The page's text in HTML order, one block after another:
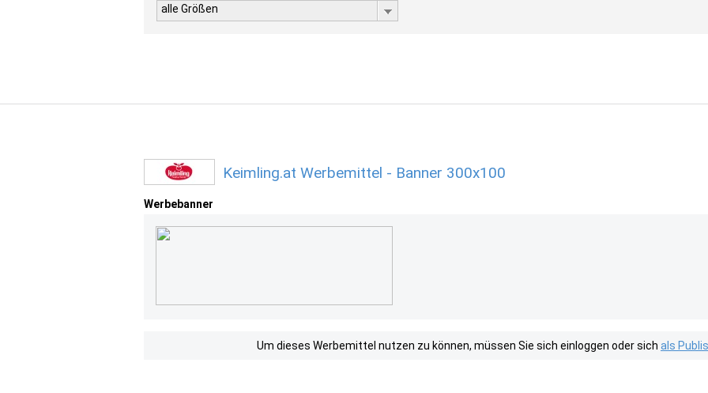
alle Größen
Keimling.at Werbemittel - Banner 300x100
Werbebanner
Um dieses Werbemittel nutzen zu können, müssen Sie sich einloggen oder sich als